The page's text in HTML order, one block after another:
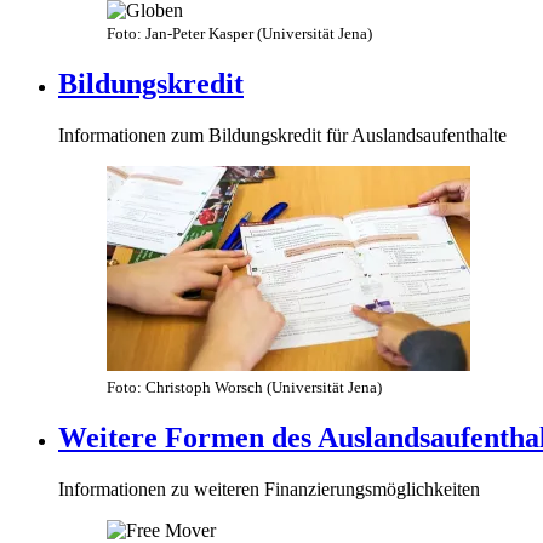
Foto: Jan-Peter Kasper (Universität Jena)
Bildungskredit
Informationen zum Bildungskredit für Auslandsaufenthalte
Foto: Christoph Worsch (Universität Jena)
Weitere Formen des
Informationen zu weiteren Finanzierungsmöglichkeiten